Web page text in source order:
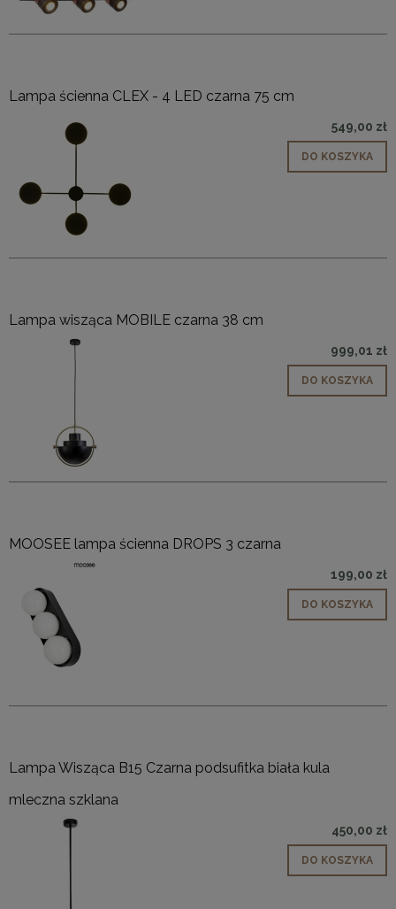
Lampa ścienna CLEX - 4 LED czarna 75 cm
549,00 zł
DO KOSZYKA
Lampa wisząca MOBILE czarna 38 cm
999,01 zł
DO KOSZYKA
MOOSEE lampa ścienna DROPS 3 czarna
199,00 zł
DO KOSZYKA
Lampa Wisząca B15 Czarna podsufitka biała kula
mleczna szklana
450,00 zł
DO KOSZYKA